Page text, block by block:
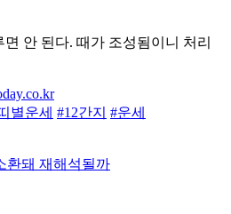
안 된다. 때가 조성됨이니 처리
별운세 #12간지 #운세
환돼 재해석될까